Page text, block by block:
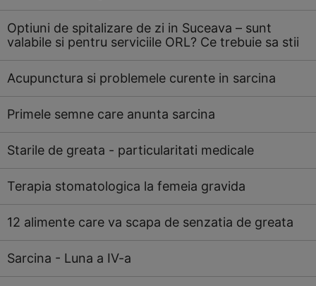
Optiuni de spitalizare de zi in Suceava – sunt
valabile si pentru serviciile ORL? Ce trebuie sa stii
Acupunctura si problemele curente in sarcina
Primele semne care anunta sarcina
Starile de greata - particularitati medicale
Terapia stomatologica la femeia gravida
12 alimente care va scapa de senzatia de greata
Sarcina - Luna a IV-a